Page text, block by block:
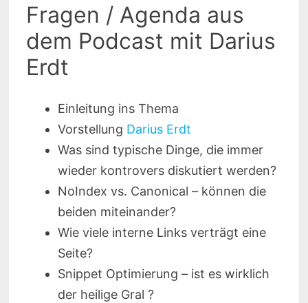
Fragen / Agenda aus
dem Podcast mit Darius
Erdt
Einleitung ins Thema
Vorstellung Darius Erdt
Was sind typische Dinge, die immer
wieder kontrovers diskutiert werden?
NoIndex vs. Canonical – können die
beiden miteinander?
Wie viele interne Links verträgt eine
Seite?
Snippet Optimierung – ist es wirklich
der heilige Gral ?